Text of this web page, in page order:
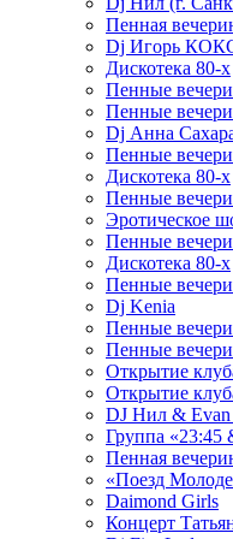
Пенная
Dj Игорь
Дискотека 80-х
Пенные
Пенные
Dj Анна
Пенные
Дискотека 80-х
Пенные
Эротическое
Пенные
Дискотека 80-х
Пенные
Dj Kenia
Пенные
Пенные
Открытие
Открытие
DJ Нил & Evan
Группа «23:45
Пенная
«Поезд
Daimond Girls
Концерт